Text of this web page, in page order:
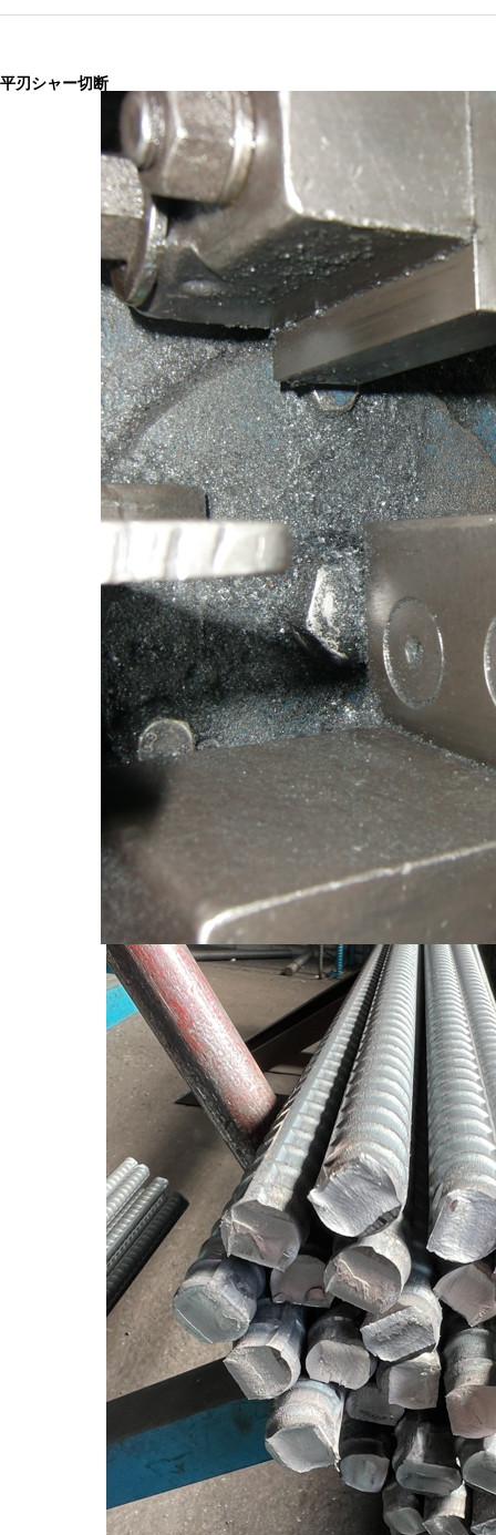
平刃シャー切断